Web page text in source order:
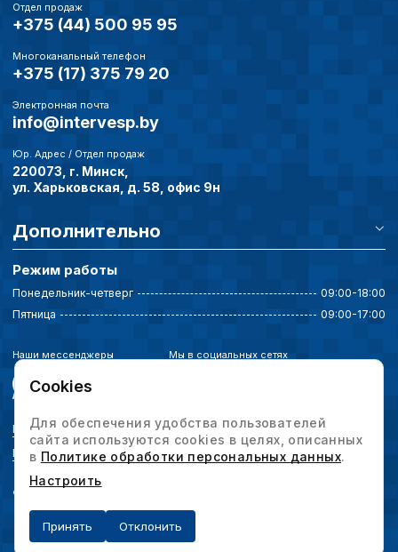
Отдел продаж
+375 (44) 500 95 95
Многоканальный телефон
+375 (17) 375 79 20
Электронная почта
info@intervesp.by
Юр. Адрес / Отдел продаж
220073, г. Минск,
ул. Харьковская, д. 58, офис 9н
Дополнительно
Режим работы
Понедельник-четверг
09:00-18:00
Пятница
09:00-17:00
Наши мессенджеры Мы в социальных сетях
Политика конфиденциальности
Выбор настроек cookie
© 2026 Интервесп — производственное оборудование. Все права защищены.
Cookies
Для обеспечения удобства пользователей
сайта используются cookies в целях, описанных
в Политике обработки персональных данных.
Настроить
Принять Отклонить
страницы и
Сохранить выбор